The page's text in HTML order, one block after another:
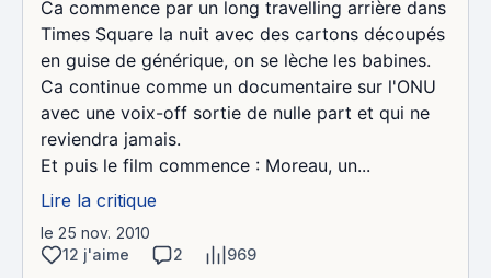
Ca commence par un long travelling arrière dans
Times Square la nuit avec des cartons découpés
en guise de générique, on se lèche les babines.
Ca continue comme un documentaire sur l'ONU
avec une voix-off sortie de nulle part et qui ne
reviendra jamais.
Et puis le film commence : Moreau, un...
Lire la critique
le 25 nov. 2010
12 j'aime
2 969